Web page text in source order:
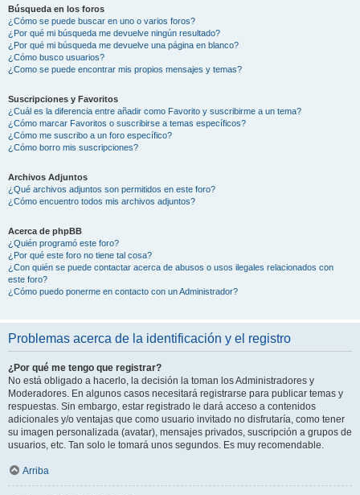
Búsqueda en los foros
¿Cómo se puede buscar en uno o varios foros?
¿Por qué mi búsqueda me devuelve ningún resultado?
¿Por qué mi búsqueda me devuelve una página en blanco?
¿Cómo busco usuarios?
¿Como se puede encontrar mis propios mensajes y temas?
Suscripciones y Favoritos
¿Cuál es la diferencia entre añadir como Favorito y suscribirme a un tema?
¿Cómo marcar Favoritos o suscribirse a temas específicos?
¿Cómo me suscribo a un foro específico?
¿Cómo borro mis suscripciones?
Archivos Adjuntos
¿Qué archivos adjuntos son permitidos en este foro?
¿Cómo encuentro todos mis archivos adjuntos?
Acerca de phpBB
¿Quién programó este foro?
¿Por qué este foro no tiene tal cosa?
¿Con quién se puede contactar acerca de abusos o usos ilegales relacionados con
este foro?
¿Cómo puedo ponerme en contacto con un Administrador?
Problemas acerca de la identificación y el registro
¿Por qué me tengo que registrar?
No está obligado a hacerlo, la decisión la toman los Administradores y
Moderadores. En algunos casos necesitará registrarse para publicar temas y
respuestas. Sin embargo, estar registrado le dará acceso a contenidos
adicionales y/o ventajas que como usuario invitado no disfrutaría, como tener
su imagen personalizada (avatar), mensajes privados, suscripción a grupos de
usuarios, etc. Tan solo le tomará unos segundos. Es muy recomendable.
Arriba